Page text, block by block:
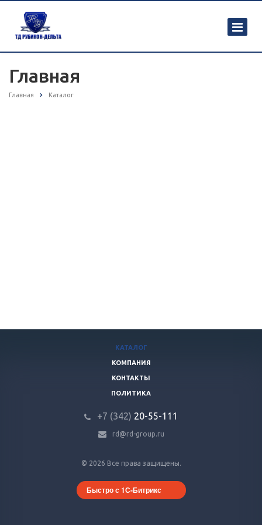
Главная
Главная Каталог
© 2026 Все права защищены.
Быстро с 1С-Битрикс
КАТАЛОГ
КОМПАНИЯ
КОНТАКТЫ
ПОЛИТИКА
+7 (342) 20-55-111
rd@rd-group.ru